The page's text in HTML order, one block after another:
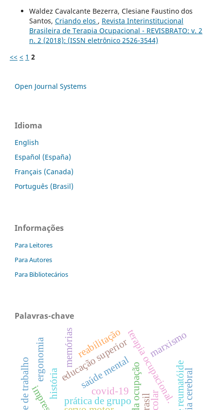
Waldez Cavalcante Bezerra, Clesiane Faustino dos
Santos, Criando elos , Revista Interinstitucional
Brasileira de Terapia Ocupacional - REVISBRATO: v. 2
n. 2 (2018): (ISSN eletrônico 2526-3544)
<< < 1 2
Open Journal Systems
Idioma
English
Español (España)
Français (Canada)
Português (Brasil)
Informações
Para Leitores
Para Autores
Para Bibliotecários
Palavras-chave
prática de grupo
saúde mentalterapia ocupacional.
brasil
educação superior
história
memórias reabilitação
ergonomia
covid-19
marxismo